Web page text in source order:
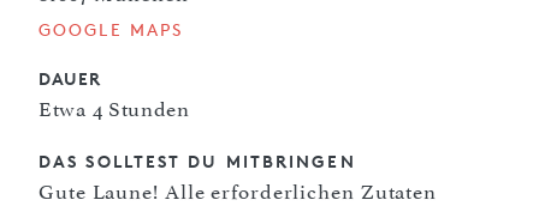
GOOGLE MAPS
DAUER
Etwa 4 Stunden
DAS SOLLTEST DU MITBRINGEN
Gute Laune! Alle erforderlichen Zutaten